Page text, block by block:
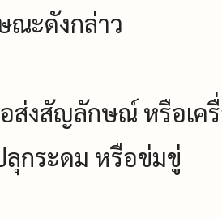
ณะดังกล่าว
ส่งสัญลักษณ์ หรือเค
กระดม หรือข่มขู่